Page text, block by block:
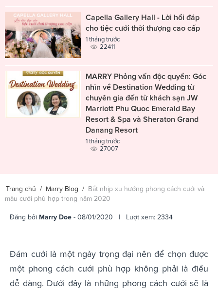
Capella Gallery Hall - Lời hồi đáp
cho tiệc cưới thời thượng cao cấp
1 tháng trước
22411
MARRY Phỏng vấn độc quyền: Góc
nhìn về Destination Wedding từ
chuyên gia đến từ khách sạn JW
Marriott Phu Quoc Emerald Bay
Resort & Spa và Sheraton Grand
Danang Resort
1 tháng trước
27007
Trang chủ / Marry Blog / Bắt nhịp xu hướng phong cách cưới và
màu cưới phù hợp trong năm 2020
Đăng bởi Marry Doe - 08/01/2020 | Lượt xem: 2334
Đám cưới là một ngày trọng đại nên để chọn được
một phong cách cưới phù hợp không phải là điều
dễ dàng. Dưới đây là những phong cách cưới sẽ là